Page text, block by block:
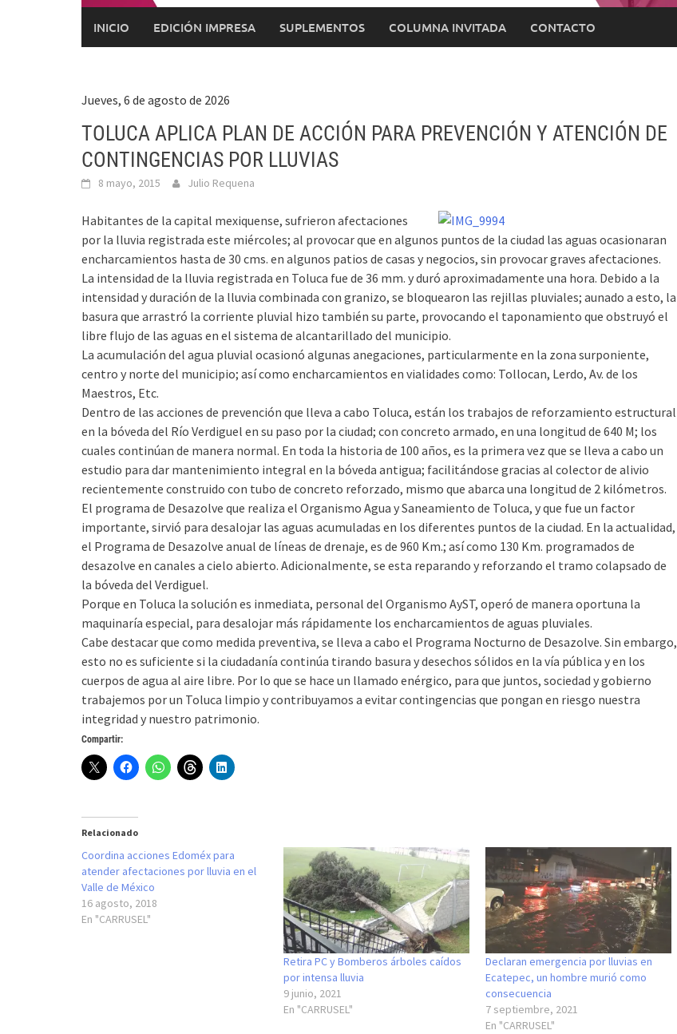
INICIO EDICIÓN IMPRESA SUPLEMENTOS COLUMNA INVITADA CONTACTO
Jueves, 6 de agosto de 2026
TOLUCA APLICA PLAN DE ACCIÓN PARA PREVENCIÓN Y ATENCIÓN DE
CONTINGENCIAS POR LLUVIAS
8 mayo, 2015 Julio Requena
Habitantes de la capital mexiquense, sufrieron afectaciones
por la lluvia registrada este miércoles; al provocar que en algunos puntos de la ciudad las aguas ocasionaran
encharcamientos hasta de 30 cms. en algunos patios de casas y negocios, sin provocar graves afectaciones.
La intensidad de la lluvia registrada en Toluca fue de 36 mm. y duró aproximadamente una hora. Debido a la
intensidad y duración de la lluvia combinada con granizo, se bloquearon las rejillas pluviales; aunado a esto, la
basura que arrastró la corriente pluvial hizo también su parte, provocando el taponamiento que obstruyó el
libre flujo de las aguas en el sistema de alcantarillado del municipio.
La acumulación del agua pluvial ocasionó algunas anegaciones, particularmente en la zona surponiente,
centro y norte del municipio; así como encharcamientos en vialidades como: Tollocan, Lerdo, Av. de los
Maestros, Etc.
Dentro de las acciones de prevención que lleva a cabo Toluca, están los trabajos de reforzamiento estructural
en la bóveda del Río Verdiguel en su paso por la ciudad; con concreto armado, en una longitud de 640 M; los
cuales continúan de manera normal. En toda la historia de 100 años, es la primera vez que se lleva a cabo un
estudio para dar mantenimiento integral en la bóveda antigua; facilitándose gracias al colector de alivio
recientemente construido con tubo de concreto reforzado, mismo que abarca una longitud de 2 kilómetros.
El programa de Desazolve que realiza el Organismo Agua y Saneamiento de Toluca, y que fue un factor
importante, sirvió para desalojar las aguas acumuladas en los diferentes puntos de la ciudad. En la actualidad,
el Programa de Desazolve anual de líneas de drenaje, es de 960 Km.; así como 130 Km. programados de
desazolve en canales a cielo abierto. Adicionalmente, se esta reparando y reforzando el tramo colapsado de
la bóveda del Verdiguel.
Porque en Toluca la solución es inmediata, personal del Organismo AyST, operó de manera oportuna la
maquinaría especial, para desalojar más rápidamente los encharcamientos de aguas pluviales.
Cabe destacar que como medida preventiva, se lleva a cabo el Programa Nocturno de Desazolve. Sin embargo,
esto no es suficiente si la ciudadanía continúa tirando basura y desechos sólidos en la vía pública y en los
cuerpos de agua al aire libre. Por lo que se hace un llamado enérgico, para que juntos, sociedad y gobierno
trabajemos por un Toluca limpio y contribuyamos a evitar contingencias que pongan en riesgo nuestra
integridad y nuestro patrimonio.
Compartir:
Relacionado
Coordina acciones Edoméx para
atender afectaciones por lluvia en el
Valle de México
16 agosto, 2018
En "CARRUSEL"
Retira PC y Bomberos árboles caídos
por intensa lluvia
9 junio, 2021
En "CARRUSEL"
Declaran emergencia por lluvias en
Ecatepec, un hombre murió como
consecuencia
7 septiembre, 2021
En "CARRUSEL"